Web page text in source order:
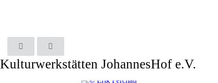
Kulturwerkstätten JohannesHof e.V.